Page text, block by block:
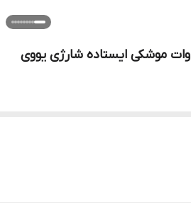
دستگاه یو وی قلمی 3 وات موشکی ایستاده شارژی یووی